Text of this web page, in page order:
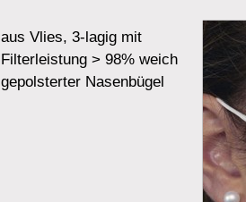
aus Vlies, 3-lagig mit
Filterleistung > 98% weich
gepolsterter Nasenbügel